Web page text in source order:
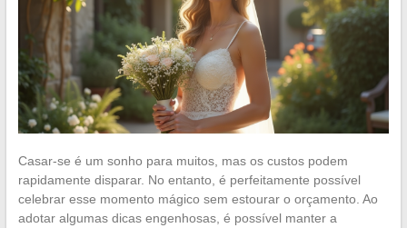
Casar-se é um sonho para muitos, mas os custos podem
rapidamente disparar. No entanto, é perfeitamente possível
celebrar esse momento mágico sem estourar o orçamento. Ao
adotar algumas dicas engenhosas, é possível manter a